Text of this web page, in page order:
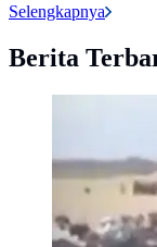
Selengkapnya
Berita